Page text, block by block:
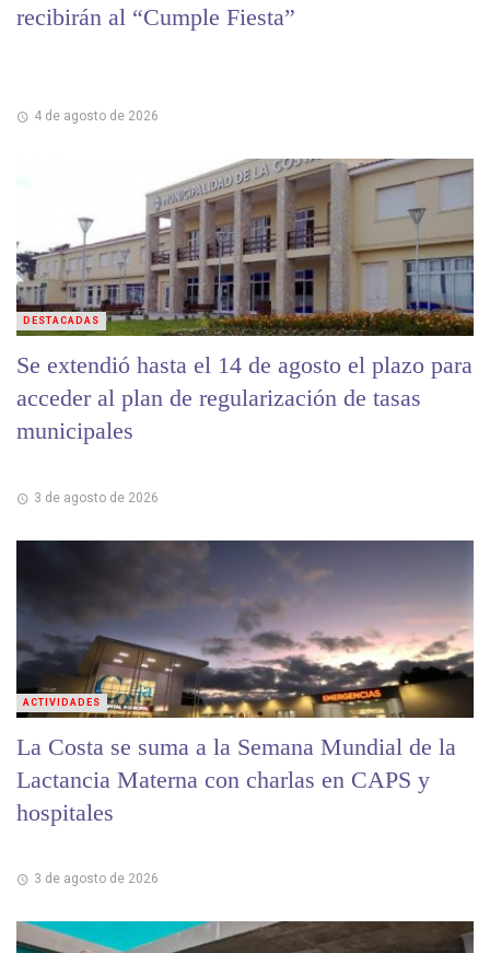
recibirán al “Cumple Fiesta”
4 de agosto de 2026
Se extendió hasta el 14 de agosto el plazo para
acceder al plan de regularización de tasas
municipales
3 de agosto de 2026
DESTACADAS
La Costa se suma a la Semana Mundial de la
Lactancia Materna con charlas en CAPS y
hospitales
3 de agosto de 2026
ACTIVIDADES